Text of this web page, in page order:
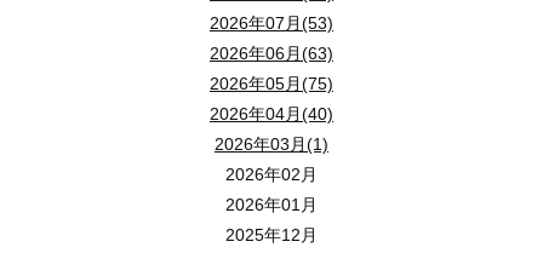
2026年07月(53)
2026年06月(63)
2026年05月(75)
2026年04月(40)
2026年03月(1)
2026年02月
2026年01月
2025年12月